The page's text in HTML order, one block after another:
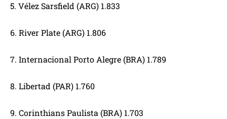
5. Vélez Sarsfield (ARG) 1.833
6. River Plate (ARG) 1.806
7. Internacional Porto Alegre (BRA) 1.789
8. Libertad (PAR) 1.760
9. Corinthians Paulista (BRA) 1.703